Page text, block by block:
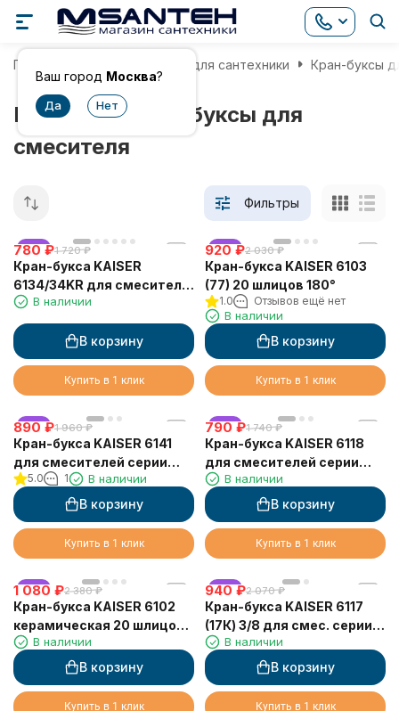
Ваш город Москва?
Главная Комплектующие для сантехники Кран-буксы
Немецкие кран-буксы для
смесителя
Фильтры
хит
780 ₽1 720 ₽
Кран-букса KAISER
6134/34KR для смесителя
34044В наличии
В корзину
Купить в 1 клик
хит
920 ₽2 030 ₽
Кран-букса KAISER 6103
(77) 20 шлицов 180°
1.0 Отзывов ещё нет
В наличии
В корзину
Купить в 1 клик
хит
890 ₽1 960 ₽
Кран-букса KAISER 6141
для смесителей серии
40144 (1-ая модификация)
5.0 1 В наличии
В корзину
Купить в 1 клик
хит
790 ₽1 740 ₽
Кран-букса KAISER 6118
для смесителей серии
13044 (1-ая модификация)
В наличии
В корзину
Купить в 1 клик
хит
1 080 ₽2 380 ₽
Кран-букса KAISER 6102
керамическая 20 шлицов
(арт 78) пара
В наличии
В корзину
Купить в 1 клик
хит
940 ₽2 070 ₽
Кран-букса KAISER 6117
(17К) 3/8 для смес. серии
17/28В наличии
В корзину
Купить в 1 клик